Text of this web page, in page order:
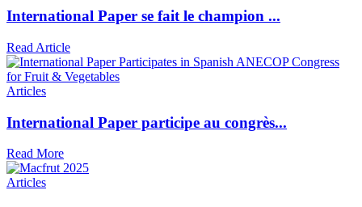
International Paper se fait le champion ...
Read Article
Articles
International Paper participe au congrès...
Read More
Articles